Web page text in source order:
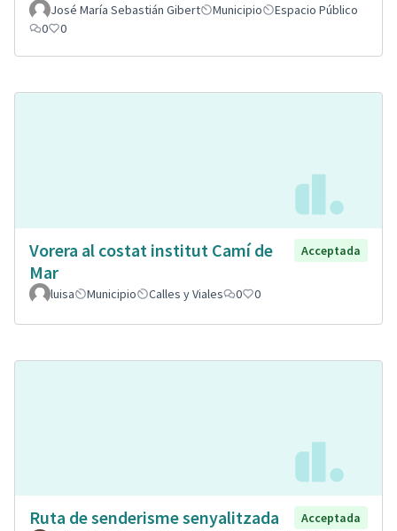
José María Sebastián Gibert Municipio
Espacio Público
0
0
Vorera al costat institut Camí de
Mar
Acceptada
luisa Municipio Calles y Viales 0 0
Ruta de senderisme senyalitzada
Acceptada